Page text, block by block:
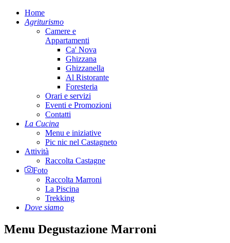
Home
Agriturismo
Camere e
Appartamenti
Ca' Nova
Ghizzana
Ghizzanella
Al Ristorante
Foresteria
Orari e servizi
Eventi e Promozioni
Contatti
La Cucina
Menu e iniziative
Pic nic nel Castagneto
Attività
Raccolta Castagne
Foto
Raccolta Marroni
La Piscina
Trekking
Dove siamo
Menu Degustazione Marroni